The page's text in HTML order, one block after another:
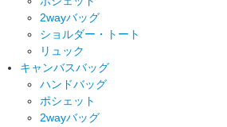
2wayバッグ
ショルダー・トート
リュック
キャンバスバッグ
ハンドバッグ
ポシェット
2wayバッグ